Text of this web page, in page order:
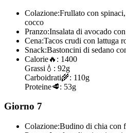
Colazione:Frullato con
cocco
Pranzo:Insalata di avocado
Cena:Tacos crudi con lattuga
Snack:Bastoncini di sedano
Calorie🔥: 1400
Grassi 💧: 92g
Carboidrati🌾: 110g
Proteine🥩: 53g
Giorno 7
Colazione:Budino di chia con